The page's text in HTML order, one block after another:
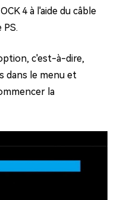
4 à l'aide du câble
c'est-à-dire,
dans le menu et
la